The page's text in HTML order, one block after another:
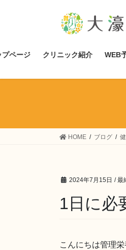
ツ
ス
シ
ン
プページ クリニック紹介 WEB
HOME ブログ
2024年7月15日 / 最
1日に必
こんにちは管理